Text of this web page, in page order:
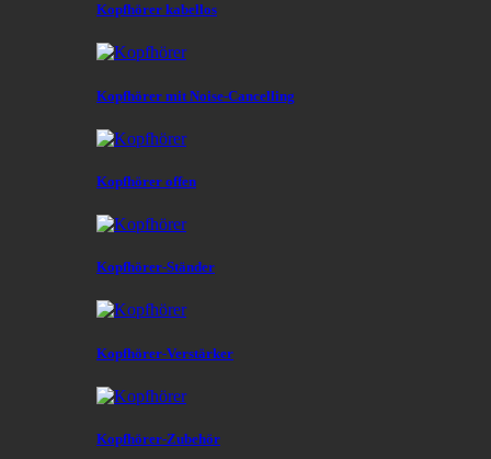
Kopfhörer kabellos
Kopfhörer mit Noise-Cancelling
Kopfhörer offen
Kopfhörer-Ständer
Kopfhörer-Verstärker
Kopfhörer-Zubehör